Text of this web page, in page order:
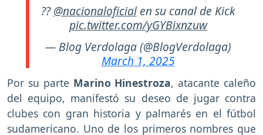
??@nacionaloficialen su canal de Kick
pic.twitter.com/yGYBixnzuw
— Blog Verdolaga (@BlogVerdolaga)
March 1, 2025
Por su parte Marino Hinestroza, atacante caleño
del equipo, manifestó su deseo de jugar contra
clubes con gran historia y palmarés en el fútbol
sudamericano. Uno de los primeros nombres que